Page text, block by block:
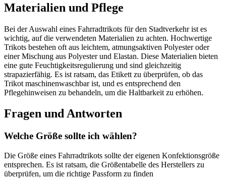
Materialien und Pflege
Bei der Auswahl eines Fahrradtrikots für den Stadtverkehr ist es
wichtig, auf die verwendeten Materialien zu achten. Hochwertige
Trikots bestehen oft aus leichtem, atmungsaktiven Polyester oder
einer Mischung aus Polyester und Elastan. Diese Materialien bieten
eine gute Feuchtigkeitsregulierung und sind gleichzeitig
strapazierfähig. Es ist ratsam, das Etikett zu überprüfen, ob das
Trikot maschinenwaschbar ist, und es entsprechend den
Pflegehinweisen zu behandeln, um die Haltbarkeit zu erhöhen.
Fragen und Antworten
Welche Größe sollte ich wählen?
Die Größe eines Fahrradtrikots sollte der eigenen Konfektionsgröße
entsprechen. Es ist ratsam, die Größentabelle des Herstellers zu
überprüfen, um die richtige Passform zu finden